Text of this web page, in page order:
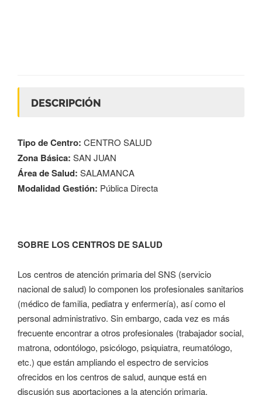
DESCRIPCIÓN
Tipo de Centro: CENTRO SALUD
Zona Básica: SAN JUAN
Área de Salud: SALAMANCA
Modalidad Gestión: Pública Directa
SOBRE LOS CENTROS DE SALUD
Los centros de atención primaria del SNS (servicio
nacional de salud) lo componen los profesionales sanitarios
(médico de familia, pediatra y enfermería), así como el
personal administrativo. Sin embargo, cada vez es más
frecuente encontrar a otros profesionales (trabajador social,
matrona, odontólogo, psicólogo, psiquiatra, reumatólogo,
etc.) que están ampliando el espectro de servicios
ofrecidos en los centros de salud, aunque está en
discusión sus aportaciones a la atención primaria.